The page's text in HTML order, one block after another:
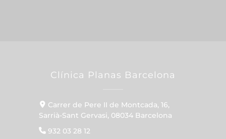
Clínica Planas Barcelona
Carrer de Pere II de Montcada, 16,
Sarrià-Sant Gervasi, 08034 Barcelona
932 03 28 12